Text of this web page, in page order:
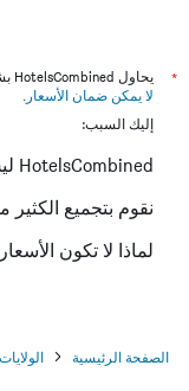
*
يحاول HotelsCombined بشكل دائم الحصول على الأسعار الدقيقة، ولكن
لا يمكن ضمان الأسعار .
إليك السبب:
HotelsCombined ليس البائع
نقوم بتجميع الكثير
لماذا لا تكون الأسعار
الصفحة الرئيسية